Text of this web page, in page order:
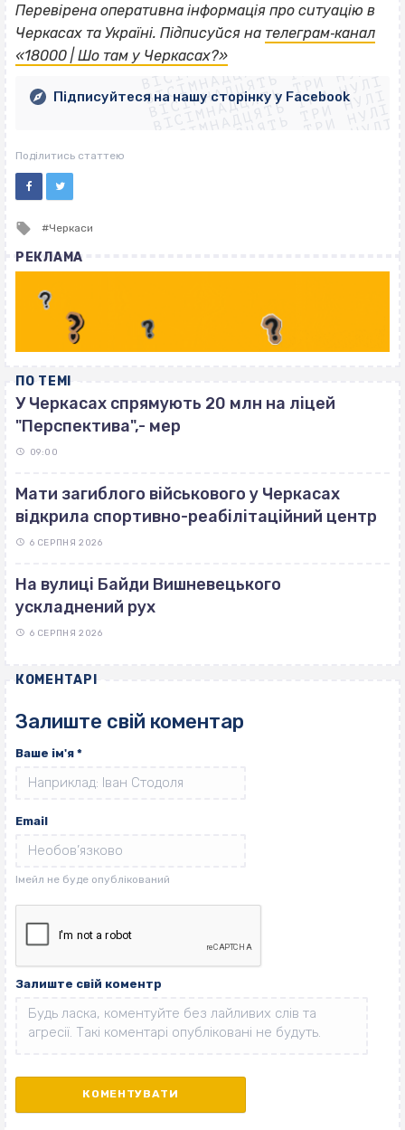
Перевірена оперативна інформація про ситуацію в
Черкасах та Україні. Підписуйся на телеграм‐канал
«18000 | Шо там у Черкасах?»ВІСІМНАДЦЯТЬ ТРИ НУЛІ
ВІСІМНАДЦЯТЬ ТРИ НУЛІ
ВІСІМНАДЦЯТЬ ТРИ НУЛІ
ВІСІМНАДЦЯТЬ ТРИ НУЛІ
ВІСІМНАДЦЯТЬ ТРИ НУЛІ
ВІСІМНАДЦЯТЬ ТРИ НУЛІ
ВІСІМНАДЦЯТЬ ТРИ НУЛІ
ВІСІМНАДЦЯТЬ ТРИ НУЛІ
Підписуйтеся на нашу сторінку у Facebook
Поділитись статтею
Tagged
Черкаси
РЕКЛАМА
ПО ТЕМІ
У Черкасах спрямують 20 млн на ліцей
"Перспектива",- мер
09:00
Мати загиблого військового у Черкасах
відкрила спортивно-реабілітаційний центр
6 СЕРПНЯ 2026
На вулиці Байди Вишневецького
ускладнений рух
6 СЕРПНЯ 2026
КОМЕНТАРІ
Залиште свій коментар
Ваше ім'я *
Email
Залиште свій коментр